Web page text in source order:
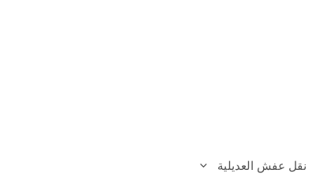
نقل عفش العديلية